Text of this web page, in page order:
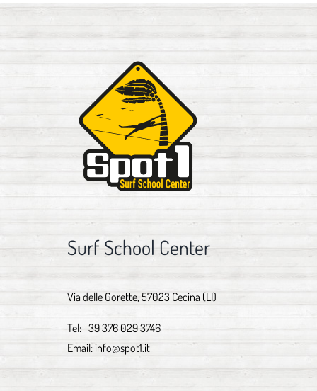
Surf School Center
Via delle Gorette, 57023 Cecina (LI)
Tel:+39 376 029 3746
Email: info@spot1.it